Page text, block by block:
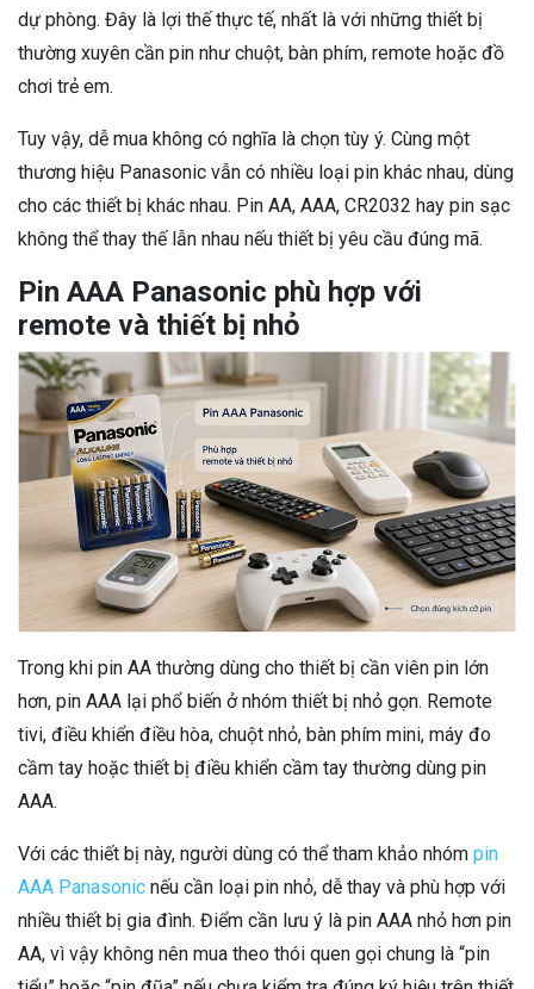
dự phòng. Đây là lợi thế thực tế, nhất là với những thiết bị
thường xuyên cần pin như chuột, bàn phím, remote hoặc đồ
chơi trẻ em.
Tuy vậy, dễ mua không có nghĩa là chọn tùy ý. Cùng một
thương hiệu Panasonic vẫn có nhiều loại pin khác nhau, dùng
cho các thiết bị khác nhau. Pin AA, AAA, CR2032 hay pin sạc
không thể thay thế lẫn nhau nếu thiết bị yêu cầu đúng mã.
Pin AAA Panasonic phù hợp với
remote và thiết bị nhỏ
Trong khi pin AA thường dùng cho thiết bị cần viên pin lớn
hơn, pin AAA lại phổ biến ở nhóm thiết bị nhỏ gọn. Remote
tivi, điều khiển điều hòa, chuột nhỏ, bàn phím mini, máy đo
cầm tay hoặc thiết bị điều khiển cầm tay thường dùng pin
AAA.
Với các thiết bị này, người dùng có thể tham khảo nhóm pin
AAA Panasonic nếu cần loại pin nhỏ, dễ thay và phù hợp với
nhiều thiết bị gia đình. Điểm cần lưu ý là pin AAA nhỏ hơn pin
AA, vì vậy không nên mua theo thói quen gọi chung là “pin